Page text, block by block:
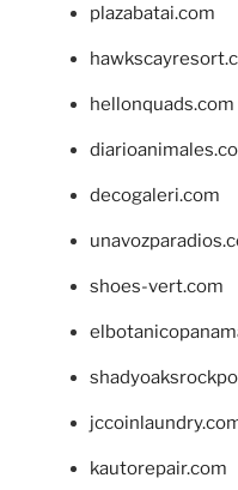
plazabatai.com
hellonquads.com
decogaleri.com
shoes-vert.com
kautorepair.com